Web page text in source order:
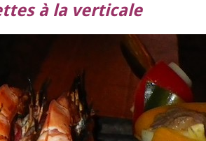
à la verticale